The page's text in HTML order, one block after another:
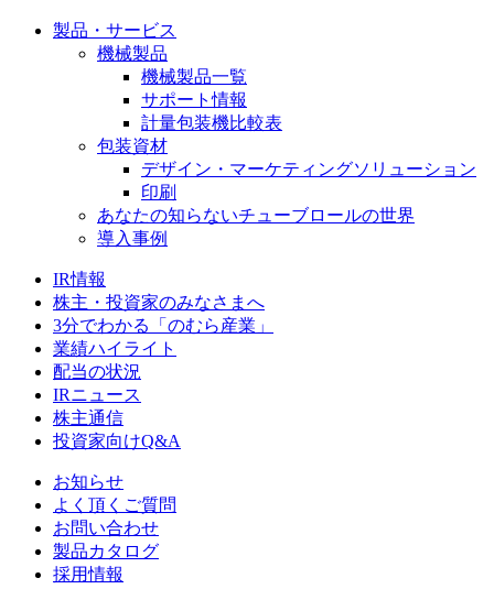
製品・サービス
機械製品
機械製品一覧
サポート情報
計量包装機比較表
包装資材
デザイン・マーケティングソリューション
印刷
あなたの知らないチューブロールの世界
導入事例
IR情報
株主・投資家のみなさまへ
3分でわかる「のむら産業」
業績ハイライト
配当の状況
IRニュース
株主通信
投資家向けQ&A
お知らせ
よく頂くご質問
お問い合わせ
製品カタログ
採用情報